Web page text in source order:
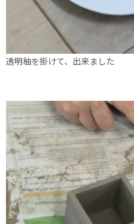
透明秞を掛けて、出来ました